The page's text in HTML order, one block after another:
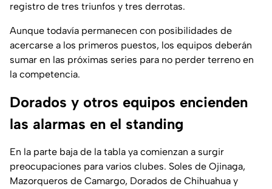
registro de tres triunfos y tres derrotas.
Aunque todavía permanecen con posibilidades de
acercarse a los primeros puestos, los equipos deberán
sumar en las próximas series para no perder terreno en
la competencia.
Dorados y otros equipos encienden
las alarmas en el standing
En la parte baja de la tabla ya comienzan a surgir
preocupaciones para varios clubes. Soles de Ojinaga,
Mazorqueros de Camargo, Dorados de Chihuahua y